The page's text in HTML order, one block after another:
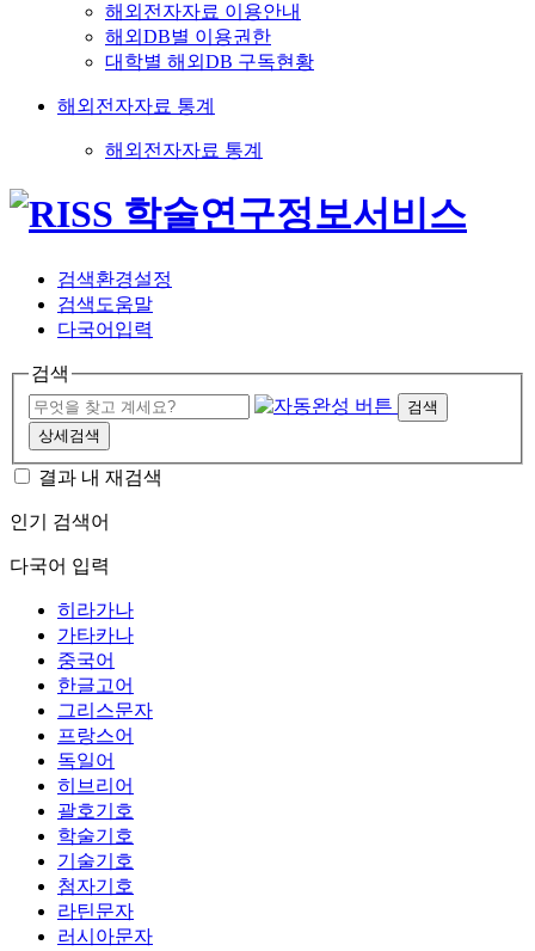
해외전자자료 이용안내
해외DB별 이용권한
대학별 해외DB 구독현황
해외전자자료 통계
해외전자자료 통계
검색환경설정
검색도움말
다국어입력
검색
검색
상세검색
결과 내 재검색
인기 검색어
다국어 입력
히라가나
가타카나
중국어
한글고어
그리스문자
프랑스어
독일어
히브리어
괄호기호
학술기호
기술기호
첨자기호
라틴문자
러시아문자